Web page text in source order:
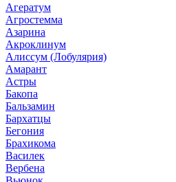
Агератум
Агростемма
Азарина
Акроклинум
Алиссум (Лобулярия)
Амарант
Астры
Бакопа
Бальзамин
Бархатцы
Бегония
Брахикома
Василек
Вербена